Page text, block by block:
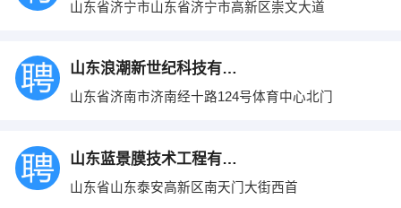
山东省济宁市山东省济宁市高新区崇文大道
山东浪潮新世纪科技有限公司
山东省济南市济南经十路124号体育中心北门
山东蓝景膜技术工程有限公司
山东省山东泰安高新区南天门大街西首